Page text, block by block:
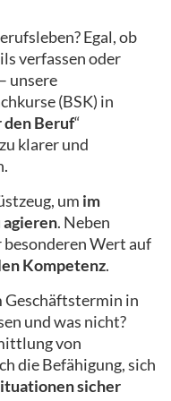
Egal, ob
verfassen oder
unsere
(BSK) in
den Beruf“
klarer und
um im
. Neben
Wert auf
Kompetenz.
Geschäftstermin in
und was nicht?
von
die Befähigung, sich
sicher